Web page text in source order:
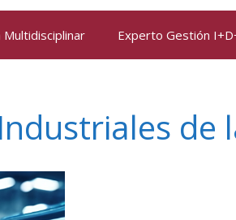
Experto Gestión
de